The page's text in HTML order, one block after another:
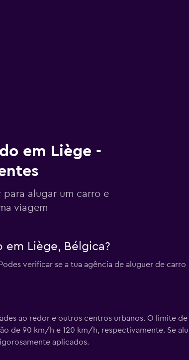
em Liège -
alugar um carro e
viagem
em Liège, Bélgica?
verificar se a tua agência de aluguer de carro
ao redor e outros centros urbanos. O limite de
de 90 km/h e 120 km/h, respectivamente. Se
aplicados.